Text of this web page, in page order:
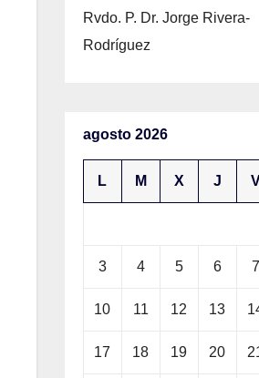
Rvdo. P. Dr. Jorge Rivera-
Rodríguez
agosto 2026
L M X J
3 4 5 6 7
10 11 12 13
17 18 19 20